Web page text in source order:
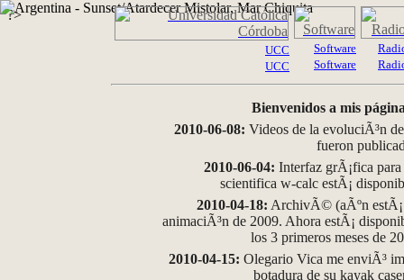
?>
UCC
UCC
Software
Software
Bienvenidos a mis
2010-06-08: Videos de la evoluciÃ³n
fueron
2010-06-04: Interfaz grÃ¡fica
scientifica w-calc estÃ¡
2010-04-18: ArchivÃ© (aÃºn
animaciÃ³n de 2009. Ahora estÃ¡
los 3 primeros meses de
2010-04-15: Olegario Vica me enviÃ³
botadura de su kayak